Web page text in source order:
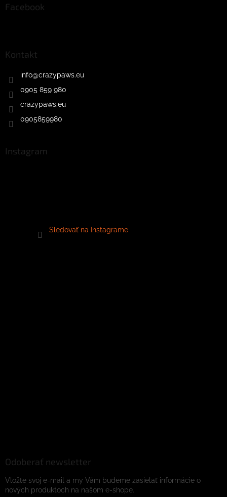
Facebook
Kontakt
info@crazypaws.eu
0905 859 980
crazypaws.eu
0905859980
Instagram
Sledovať na Instagrame
Odoberať newsletter
Vložte svoj e-mail a my Vám budeme zasielať informácie o
nových produktoch na našom e-shope.